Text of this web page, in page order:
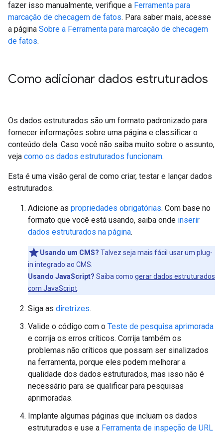
fazer isso manualmente, verifique a Ferramenta para
marcação de checagem de fatos. Para saber mais, acesse
a página Sobre a Ferramenta para marcação de checagem
de fatos.
Como adicionar dados estruturados
Os dados estruturados são um formato padronizado para
fornecer informações sobre uma página e classificar o
conteúdo dela. Caso você não saiba muito sobre o assunto,
veja como os dados estruturados funcionam.
Esta é uma visão geral de como criar, testar e lançar dados
estruturados.
Adicione as propriedades obrigatórias. Com base no
formato que você está usando, saiba onde inserir
dados estruturados na página.
Usando um CMS? Talvez seja mais fácil usar um plug-
in integrado ao CMS.
Usando JavaScript? Saiba como gerar dados estruturados
com JavaScript
Siga as diretrizes.
Valide o código com o Teste de pesquisa aprimorada
e corrija os erros críticos. Corrija também os
problemas não críticos que possam ser sinalizados
na ferramenta, porque eles podem melhorar a
qualidade dos dados estruturados, mas isso não é
necessário para se qualificar para pesquisas
aprimoradas.
Implante algumas páginas que incluam os dados
estruturados e use a Ferramenta de inspeção de URL